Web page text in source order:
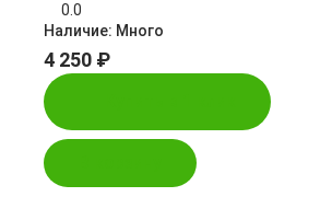
0.0
Наличие: Много
4 250 ₽